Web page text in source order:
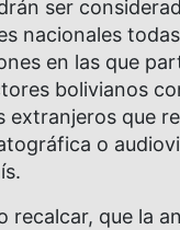
ser
nacionales
en las que
bolivianos
extranjeros que
o
recalcar, que la